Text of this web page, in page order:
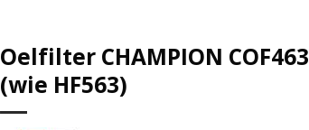
Oelfilter CHAMPION COF463
(wie HF563)